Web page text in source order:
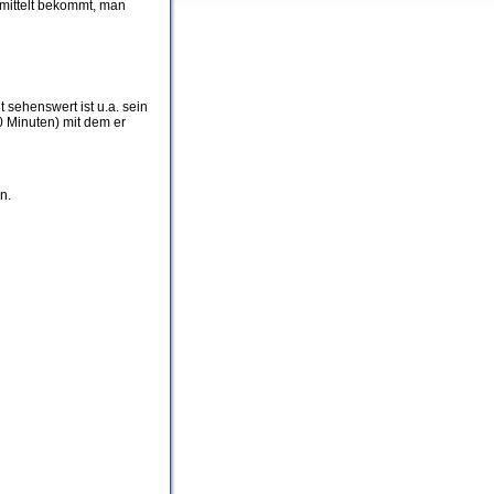
bekommt, man
sehenswert ist u.a. sein
mit dem er